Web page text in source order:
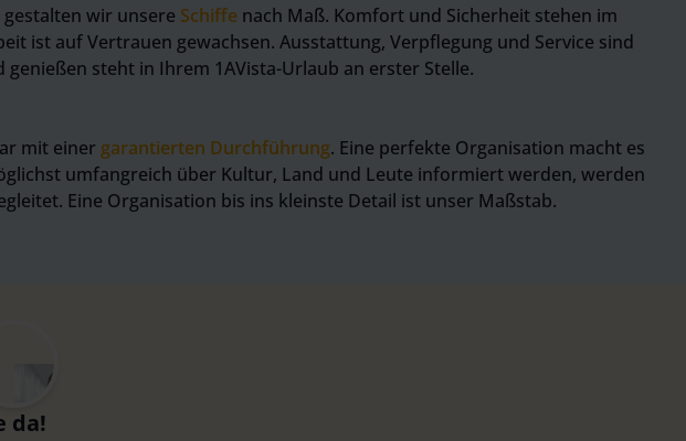
wir unsere Schiffe nach Maß. Komfort und Sicherheit stehen im
ist auf Vertrauen gewachsen. Ausstattung, Verpflegung und Service sind
steht in Ihrem 1AVista-Urlaub an erster Stelle.
mit einer garantierten Durchführung. Eine perfekte Organisation macht es
umfangreich über Kultur, Land und Leute informiert werden, werden
Eine Organisation bis ins kleinste Detail ist unser Maßstab.
da!